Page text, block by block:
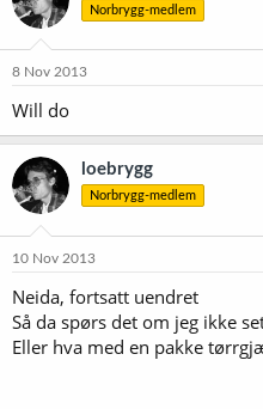
Norbrygg-medlem
8 Nov 2013
Will do
loebrygg
Norbrygg-medlem
10 Nov 2013
Neida, fortsatt uendret
Så da spørs det om jeg ikke
Eller hva med en pakke